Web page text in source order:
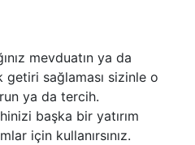
mevduatın ya da
sağlaması sizinle o
ya da tercih.
başka bir yatırım
için kullanırsınız.